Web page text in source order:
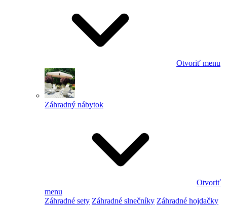
Otvoriť menu
Záhradný nábytok
Otvoriť
menu
Záhradné sety Záhradné slnečníky Záhradné hojdačky